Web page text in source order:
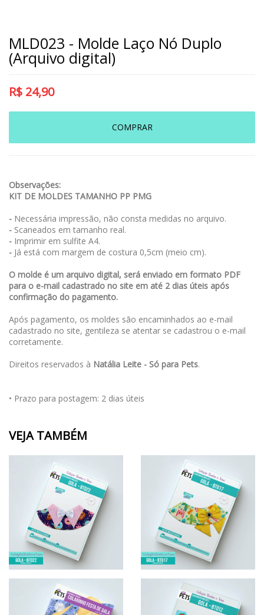
MLD023 - Molde Laço Nó Duplo
(Arquivo digital)
R$ 24,90
COMPRAR
Observações:
KIT DE MOLDES TAMANHO PP PMG
- Necessária impressão, não consta medidas no arquivo.
- Scaneados em tamanho real.
- Imprimir em sulfite A4.
- Já está com margem de costura 0,5cm (meio cm).
O molde é um arquivo digital, será enviado em formato PDF
para o e-mail cadastrado no site em até 2 dias úteis após
confirmação do pagamento.
Após pagamento, os moldes são encaminhados ao e-mail
cadastrado no site, gentileza se atentar se cadastrou o e-mail
corretamente.
Direitos reservados à Natália Leite - Só para Pets.
• Prazo para postagem: 2 dias úteis
VEJA TAMBÉM